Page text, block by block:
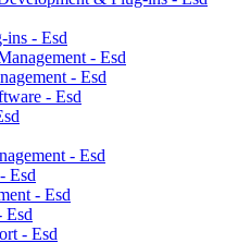
ins - Esd
- Esd
- Esd
- Esd
- Esd
Esd
- Esd
Esd
- Esd